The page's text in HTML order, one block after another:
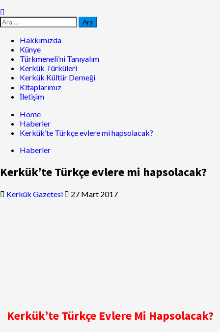
Hakkımızda
Künye
Türkmeneli’ni Tanıyalım
Kerkük Türküleri
Kerkük Kültür Derneği
Kitaplarımız
İletişim
Home
Haberler
Kerkük’te Türkçe evlere mi hapsolacak?
Haberler
Kerkük’te Türkçe evlere mi hapsolacak?
Kerkük Gazetesi 27 Mart 2017
Kerkük’te Türkçe Evlere Mi Hapsolacak?